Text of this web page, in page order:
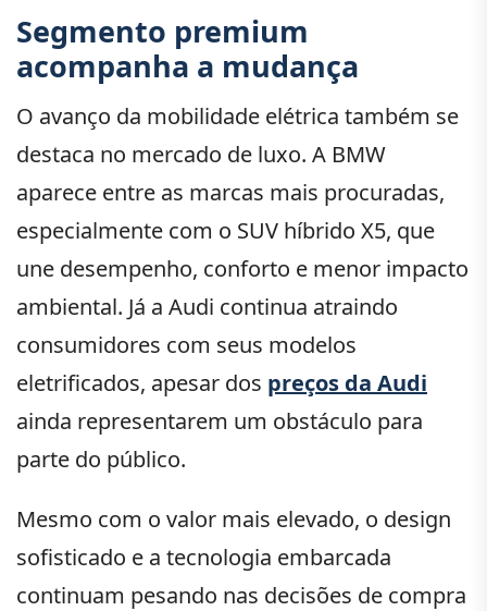
Segmento premium
acompanha a mudança
O avanço da mobilidade elétrica também se
destaca no mercado de luxo. A BMW
aparece entre as marcas mais procuradas,
especialmente com o SUV híbrido X5, que
une desempenho, conforto e menor impacto
ambiental. Já a Audi continua atraindo
consumidores com seus modelos
eletrificados, apesar dos preços da Audi
ainda representarem um obstáculo para
parte do público.
Mesmo com o valor mais elevado, o design
sofisticado e a tecnologia embarcada
continuam pesando nas decisões de compra